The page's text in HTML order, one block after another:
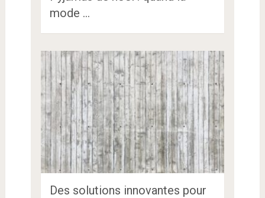
mode …
Des solutions innovantes pour